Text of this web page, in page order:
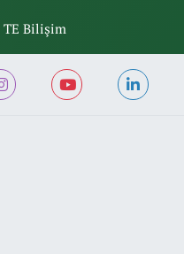
TE Bilişim